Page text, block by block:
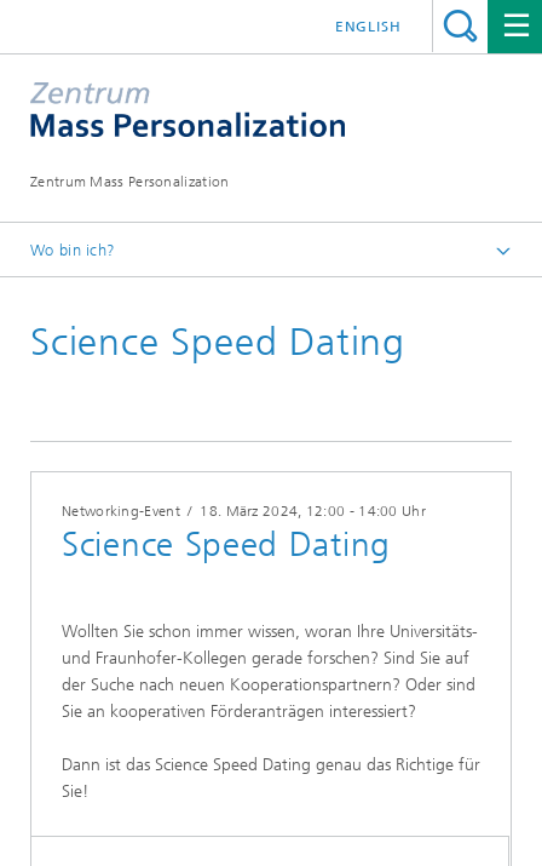
Zentrum Mass Personalization
ENGLISH
Wo bin ich?
Science Speed Dating
Networking-Event/ 18. März 2024, 12:00 - 14:00 Uhr
Science Speed Dating
Wollten Sie schon immer wissen, woran Ihre Universitäts-
und Fraunhofer-Kollegen gerade forschen? Sind Sie auf
der Suche nach neuen Kooperationspartnern? Oder sind
Sie an kooperativen Förderanträgen interessiert?
Dann ist das Science Speed Dating genau das Richtige für
Sie!